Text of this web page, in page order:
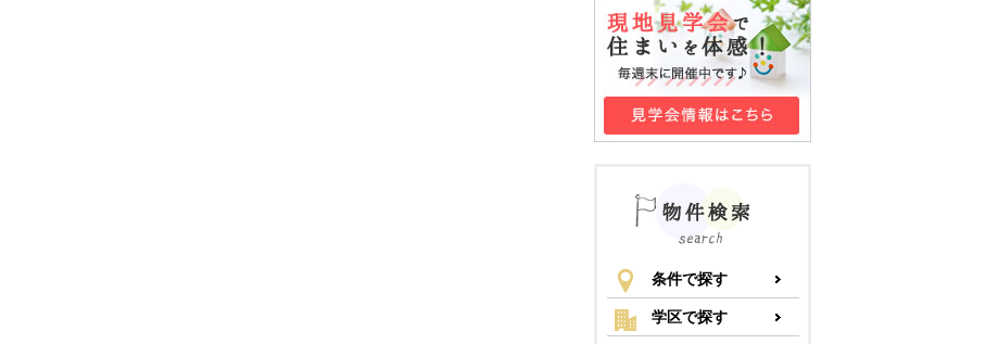
条件で探す
学区で探す